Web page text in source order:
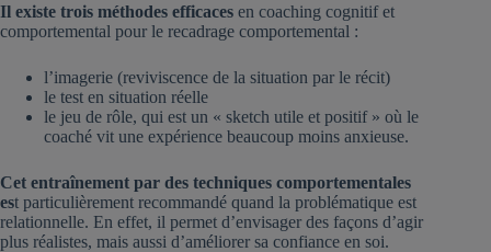
Il existe trois méthodes efficaces en coaching cognitif et
comportemental pour le recadrage comportemental :
l’imagerie (reviviscence de la situation par le récit)
le test en situation réelle
le jeu de rôle, qui est un « sketch utile et positif » où le
coaché vit une expérience beaucoup moins anxieuse.
Cet entraînement par des techniques comportementales
est particulièrement recommandé quand la problématique est
relationnelle. En effet, il permet d’envisager des façons d’agir
plus réalistes, mais aussi d’améliorer sa confiance en soi.